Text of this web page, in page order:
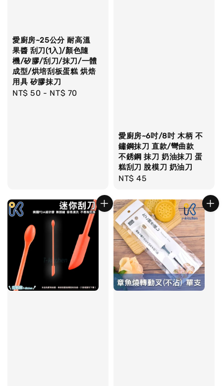
愛廚房~25公分 耐高溫
果醬 刮刀(1入)/顏色隨
機/矽膠/刮刀/抹刀/一體
成型/烘培刮板蛋糕 烘焙
用具 矽膠抹刀
Regular
NT$ 50 - NT$ 70
愛廚房~6吋/8吋 木柄 不
鏽鋼抹刀 直款/彎曲款
不銹鋼 抹刀 奶油抹刀 蛋
糕刮刀 脫模刀 奶油刀
Regular
NT$ 45